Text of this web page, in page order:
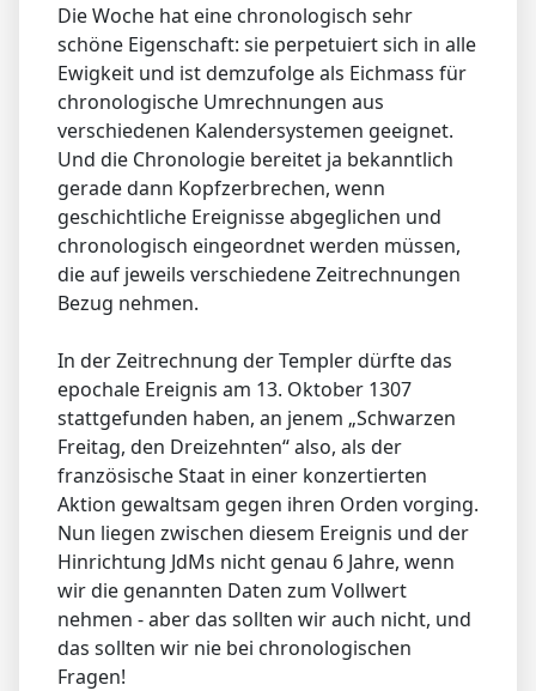
Die Woche hat eine chronologisch sehr
schöne Eigenschaft: sie perpetuiert sich in alle
Ewigkeit und ist demzufolge als Eichmass für
chronologische Umrechnungen aus
verschiedenen Kalendersystemen geeignet.
Und die Chronologie bereitet ja bekanntlich
gerade dann Kopfzerbrechen, wenn
geschichtliche Ereignisse abgeglichen und
chronologisch eingeordnet werden müssen,
die auf jeweils verschiedene Zeitrechnungen
Bezug nehmen.
In der Zeitrechnung der Templer dürfte das
epochale Ereignis am 13. Oktober 1307
stattgefunden haben, an jenem „Schwarzen
Freitag, den Dreizehnten“ also, als der
französische Staat in einer konzertierten
Aktion gewaltsam gegen ihren Orden vorging.
Nun liegen zwischen diesem Ereignis und der
Hinrichtung JdMs nicht genau 6 Jahre, wenn
wir die genannten Daten zum Vollwert
nehmen - aber das sollten wir auch nicht, und
das sollten wir nie bei chronologischen
Fragen!